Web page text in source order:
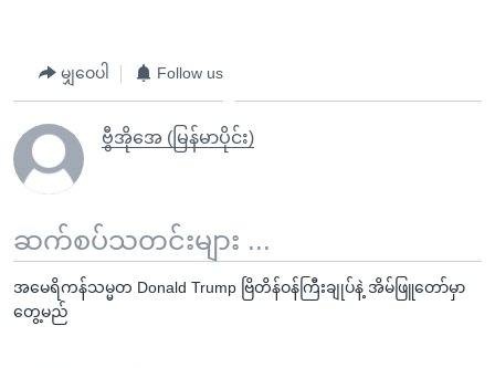
မျှဝေပါ Follow us
ဗွီအိုအေ (မြန်မာပိုင်း)
ဆက်စပ်သတင်းများ ...
အမေရိကန်သမ္မတ Donald Trump ဗြိတိန်ဝန်ကြီးချုပ်နဲ့ အိမ်ဖြူတော်မှာ
တွေ့မည်